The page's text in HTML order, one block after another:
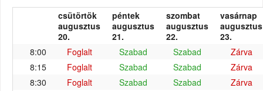
csütörtök
augusztus
20.
péntek
augusztus
21.
szombat
augusztus
22.
vasárnap
augusztus
23.
8:00
Foglalt Szabad Szabad
Zárva
8:15
Foglalt Szabad Szabad
Zárva
8:30
Foglalt Szabad Szabad
Zárva